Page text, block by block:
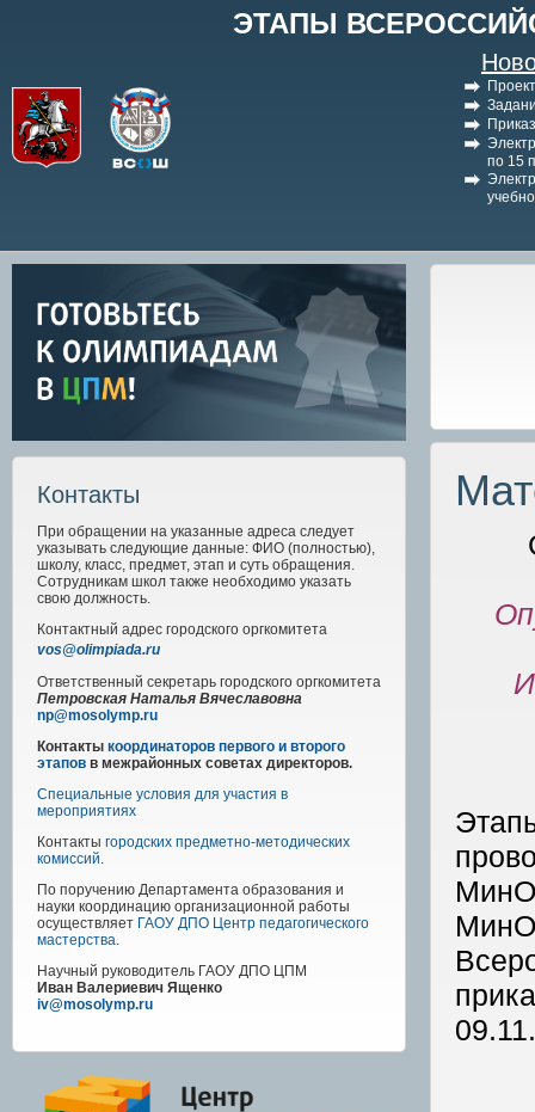
ЭТАПЫ
по 15
Контакты
При обращении на указанные адреса следует
указывать следующие данные: ФИО (полностью),
школу, класс, предмет, этап и суть обращения.
Сотрудникам школ также необходимо указать
свою должность.
Контактный адрес городского оргкомитета
vos@olimpiada.ru
Ответственный секретарь городского оргкомитета
Петровская Наталья Вячеславовна
np@mosolymp.ru
Контакты координаторов первого и второго
этапов в межрайонных советах директоров.
Специальные условия для участия в
мероприятиях
Контакты городских предметно-методических
комиссий.
По поручению Департамента образования и
науки координацию организационной работы
осуществляет ГАОУ ДПО Центр педагогического
мастерства.
Научный руководитель ГАОУ ДПО ЦПМ
Иван Валериевич Ященко
iv@mosolymp.ru